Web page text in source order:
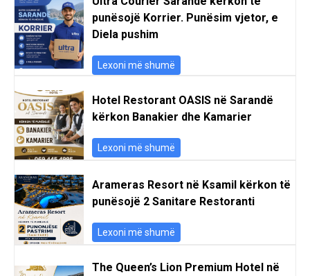
punësojë Korrier. Punësim vjetor, e
Diela pushim
Lexoni më shumë
Hotel Restorant OASIS në Sarandë
kërkon Banakier dhe Kamarier
Lexoni më shumë
Arameras Resort në Ksamil kërkon të
punësojë 2 Sanitare Restoranti
Lexoni më shumë
The Queen’s Lion Premium Hotel në